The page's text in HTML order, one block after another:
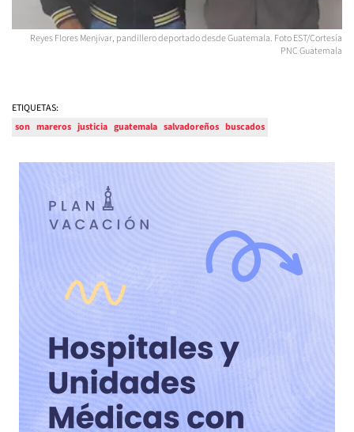
Reyes Flores Menjívar, pandillero deportado desde Guatemala. Foto EST/Cortesía
PNC Guatemala
ETIQUETAS:
son mareros justicia guatemala salvadoreños buscados